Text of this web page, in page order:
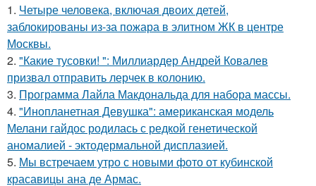
1. Четыре человека, включая двоих детей,
заблокированы из-за пожара в элитном ЖК в центре
Москвы.
2. "Какие тусовки! ": Миллиардер Андрей Ковалев
призвал отправить лерчек в колонию.
3. Программа Лайла Макдональда для набора массы.
4. "Инопланетная Девушка": американская модель
Мелани гайдос родилась с редкой генетической
аномалией - эктодермальной дисплазией.
5. Мы встречаем утро с новыми фото от кубинской
красавицы ана де Армас.